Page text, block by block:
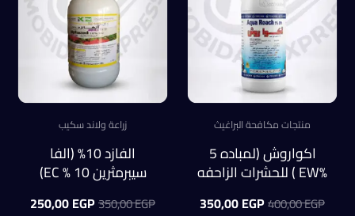
منتجات مكافحة البراغيث
اكواروش (لمباده 5
%EW ) للحشرات الزاحفه
ملل400,00EGP السعر350,00EGP السعر
زراعة ولاند سكيب
الفازد 10% (الفا
سيبرمثرين 10 % EC)
والطائرة عبوة 250 ملل
350,00EGP السعر250,00EGP